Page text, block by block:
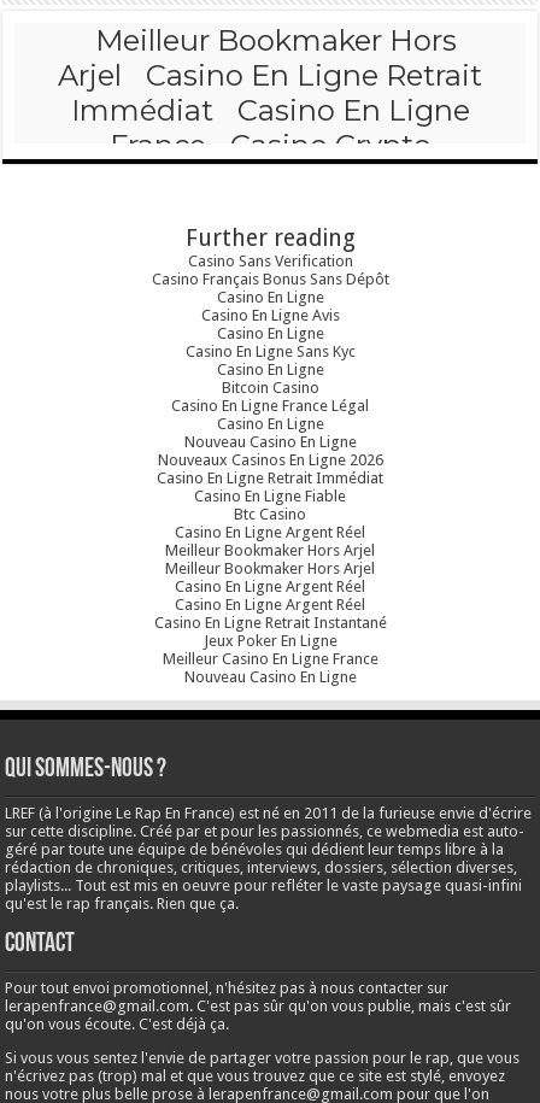
Further reading
Casino Sans Verification
Casino Français Bonus Sans Dépôt
Casino En Ligne
Casino En Ligne Avis
Casino En Ligne
Casino En Ligne Sans Kyc
Casino En Ligne
Bitcoin Casino
Casino En Ligne France Légal
Casino En Ligne
Nouveau Casino En Ligne
Nouveaux Casinos En Ligne 2026
Casino En Ligne Retrait Immédiat
Casino En Ligne Fiable
Btc Casino
Casino En Ligne Argent Réel
Meilleur Bookmaker Hors Arjel
Meilleur Bookmaker Hors Arjel
Casino En Ligne Argent Réel
Casino En Ligne Argent Réel
Casino En Ligne Retrait Instantané
Jeux Poker En Ligne
Meilleur Casino En Ligne France
Nouveau Casino En Ligne
Qui sommes-nous ?
LREF (à l'origine Le Rap En France) est né en 2011 de la furieuse envie d'écrire
sur cette discipline. Créé par et pour les passionnés, ce webmedia est auto-
géré par toute une équipe de bénévoles qui dédient leur temps libre à la
rédaction de chroniques, critiques, interviews, dossiers, sélection diverses,
playlists... Tout est mis en oeuvre pour refléter le vaste paysage quasi-infini
qu'est le rap français. Rien que ça.
Contact
Pour tout envoi promotionnel, n'hésitez pas à nous contacter sur
lerapenfrance@gmail.com. C'est pas sûr qu'on vous publie, mais c'est sûr
qu'on vous écoute. C'est déjà ça.
Si vous vous sentez l'envie de partager votre passion pour le rap, que vous
n'écrivez pas (trop) mal et que vous trouvez que ce site est stylé, envoyez
nous votre plus belle prose à lerapenfrance@gmail.com pour que l'on